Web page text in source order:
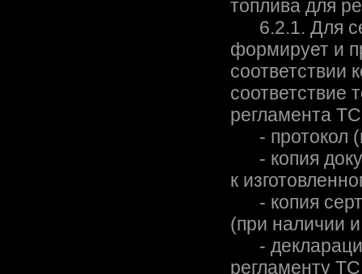
топлива для
6.2.1. Для
формирует и
соответствии
соответствие
регламента
- протокол
- копия
к
- копия
(при наличии
-
регламенту